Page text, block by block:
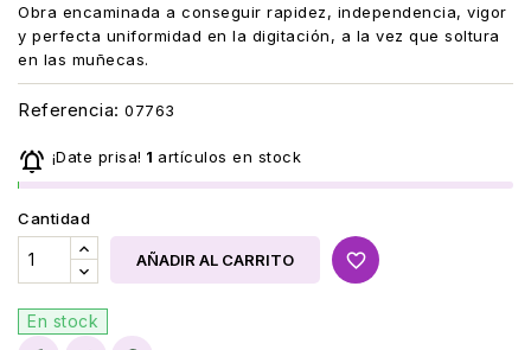
Obra encaminada a conseguir rapidez, independencia, vigor
y perfecta uniformidad en la digitación, a la vez que soltura
en las muñecas.
Referencia: 07763
 ¡Date prisa! 1 artículos en stock
Cantidad
AÑADIR AL CARRITO favorite_border
En stock